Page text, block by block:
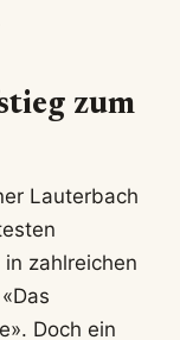
zum
Lauterbach
zahlreichen
Doch ein